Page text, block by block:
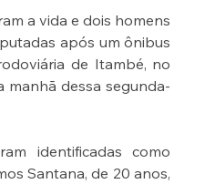
a vida e dois homens
após um ônibus
de Itambé, no
manhã dessa segunda-
identificadas como
Santana, de 20 anos,